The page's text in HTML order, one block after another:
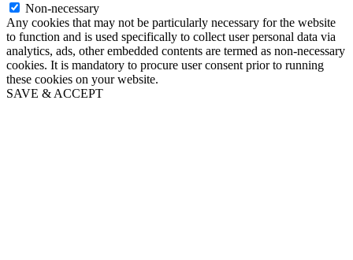
Non-necessary
Any cookies that may not be particularly necessary for the website
to function and is used specifically to collect user personal data via
analytics, ads, other embedded contents are termed as non-necessary
cookies. It is mandatory to procure user consent prior to running
these cookies on your website.
SAVE & ACCEPT